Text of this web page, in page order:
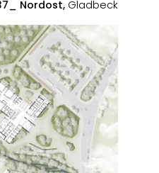
Nordost, Gladbeck